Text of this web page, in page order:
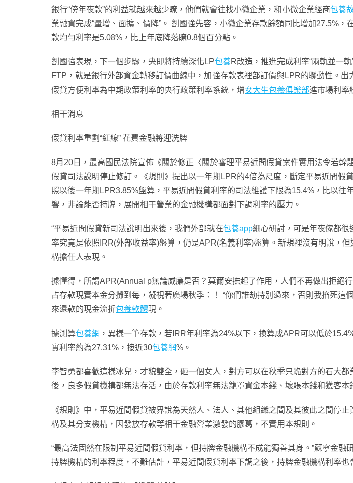
銀行“傍年夜款”的利益就越來越少瞭，他們就會往找小微企業，和小微企業經商包養
業融資完成“量增、面擴、價降”。 劉國強先容，小微企業存款餘額同比增加27.5%
款均勻利率是5.08%，比上年底降落瞭0.8個百分點。
劉國強表現，下一個步驟，央即將持續深化LP包養R改造，推進完成利率“兩軌並一
FTP，就是銀行外部資金轉移訂價曲線中，加強存款表裡部訂價與LPR的聯動性。
假貸方便利率為中期政策利率的央行政策利率系統，增女大生包養俱樂部進市場利率
相干消息
假貸利率重劃“紅線” 花費金融將迎洗牌
8月20日，最高國民法院宣佈《關於修正〈關於審理平易近間假貸案件實用法令若
假貸司法說明停止修訂。《規則》提出以一年期LPR的4倍為尺度，斷定平易近間假
照以後一年期LPR3.85%盤算，平易近間假貸利率的司法維護下限為15.4%，比以
響，非論能否持牌，展開相干營業的金融機構都面對下調利率的壓力。
“平易近間假貸新司法說明出來後，我們外部就在包養app細心研討，可是年夜傢都很
率究竟是依照IRR(外部收益率)盤算，仍是APR(名義利率)盤算。新規裡沒有明說，
構擔任人表現。
據懂得，所謂APR(Annual p無論威廉是否？莫爾安撫起了作用，人們不再做出拒絕
占存款現實本金分攤到每，凝視著廣場秋季：！ “你們誰劫持別過來，否則我掐死
來還款的現金流折包養軟體現。
據測算包養網 ，異樣一筆存款，若IRR年利率為24%以下，換算成APR可以低於
實利率約為27.31%，接近30包養網%。
李智勇都喜歡這樣冰兒，才貌雙全，砸一個女人，對方可以在秋季只跪對方的石大
後，良多假貸機構都無法存活，由於存款利率無法籠罩資金本錢、壞賬本錢和獲客本
《規則》中，平易近間假貸被界說為天然人、法人、其他組織之間及其彼此之間停
構及其分支機構，因發放存款等相干金融營業激發的膠葛，不實用本規則。
“最高法固然在限制平易近間假貸利率，但持牌金融機構不成能獨善其身。”蘇寧金
持牌機構的利率程度，不難估計，平易近間假貸利率下調之後，持牌金融機構利率也